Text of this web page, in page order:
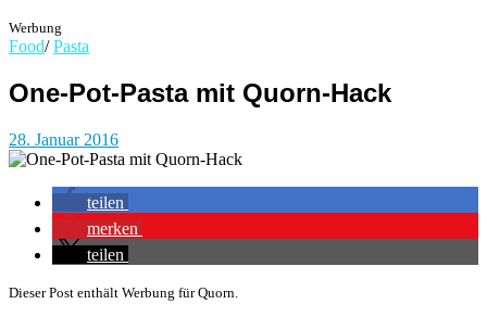
Werbung
Food/ Pasta
One-Pot-Pasta mit Quorn-Hack
28. Januar 2016
teilen
merken
teilen
Dieser Post enthält Werbung für Quorn.